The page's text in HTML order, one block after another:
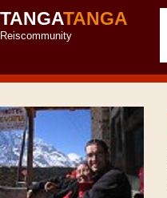
TANGATANGA
Reiscommunity